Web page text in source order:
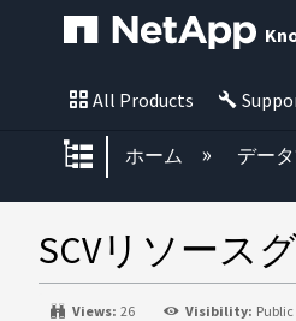
All Products
グローバル
ホーム デー
SCVリソース
Views: 26 Visibility: Public